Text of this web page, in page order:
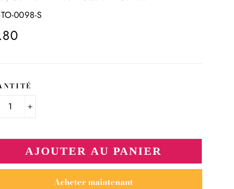
0098-S
AJOUTER AU PANIER
Acheter maintenant